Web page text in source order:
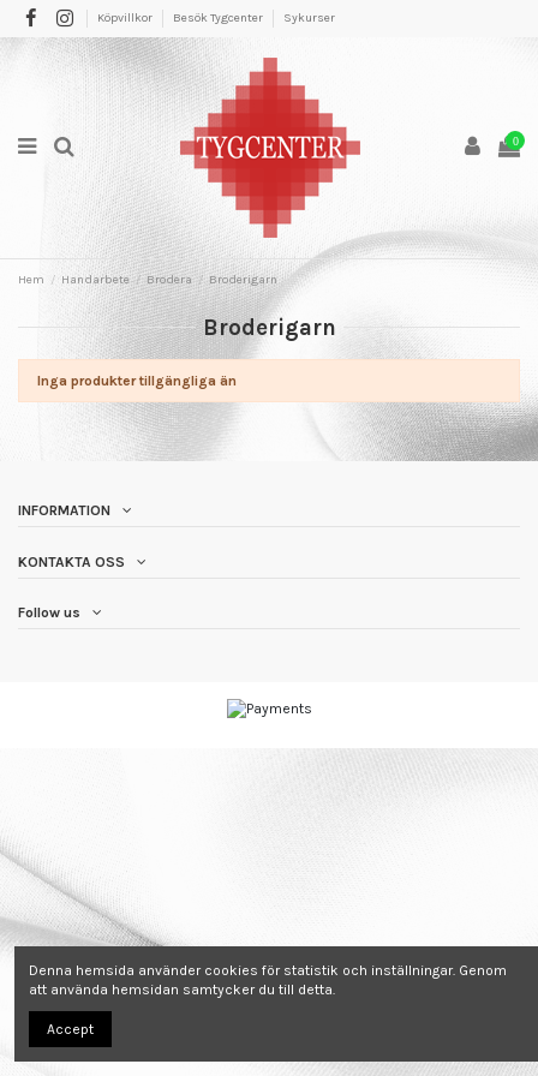
Köpvillkor Besök Tygcenter Sykurser
0
Hem Handarbete Brodera Broderigarn
Broderigarn
Inga produkter tillgängliga än
INFORMATION
KONTAKTA OSS
Follow us
Denna hemsida använder cookies för statistik och inställningar. Genom
att använda hemsidan samtycker du till detta.
Accept